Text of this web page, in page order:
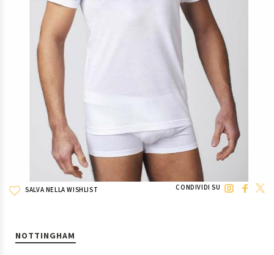
SALVA NELLA WISHLIST CONDIVIDI SU
NOTTINGHAM